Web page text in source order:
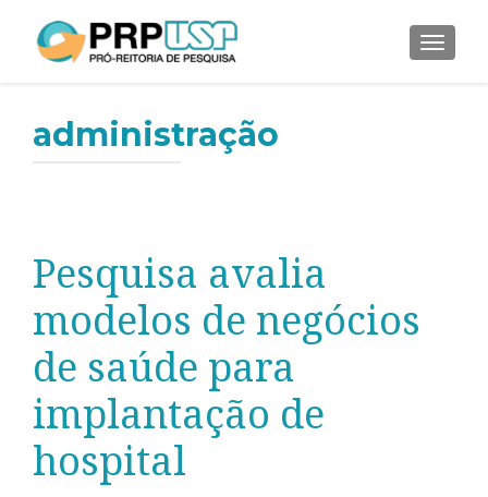
administração
Pesquisa avalia
modelos de negócios
de saúde para
implantação de
hospital